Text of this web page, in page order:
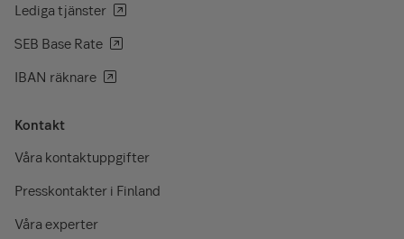
Lediga tjänster
SEB Base Rate
IBAN räknare
Kontakt
Våra kontaktuppgifter
Presskontakter i Finland
Våra experter